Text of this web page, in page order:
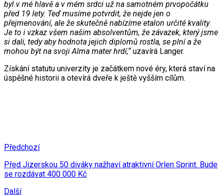
byl v mé hlavě a v mém srdci už na samotném prvopočátku
před 19 lety. Teď musíme potvrdit, že nejde jen o
přejmenování, ale že skutečně nabízíme etalon určité kvality.
Je to i vzkaz všem našim absolventům, že závazek, který jsme
si dali, tedy aby hodnota jejich diplomů rostla, se plní a že
mohou být na svoji Alma mater hrdí,“uzavírá Langer.
Získání statutu univerzity je začátkem nové éry, která staví na
úspěšné historii a otevírá dveře k ještě vyšším cílům.
Předchozí
Před Jizerskou 50 diváky nažhaví atraktivní Orlen Sprint. Bude
se rozdávat 400 000 Kč
Další